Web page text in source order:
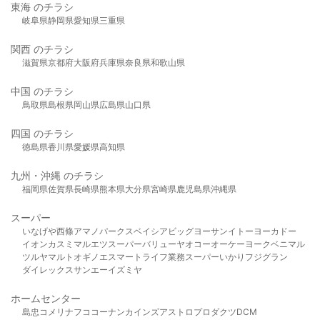
東海 のチラシ
岐阜県静岡県愛知県三重県
関西 のチラシ
滋賀県京都府大阪府兵庫県奈良県和歌山県
中国 のチラシ
鳥取県島根県岡山県広島県山口県
四国 のチラシ
徳島県香川県愛媛県高知県
九州・沖縄 のチラシ
福岡県佐賀県長崎県熊本県大分県宮崎県鹿児島県沖縄県
スーパー
いなげや西條アマノパークスベイシア ビッグヨーサンイトーヨーカドー
イオンカスミ マルエツスーパーバリューヤオコーオーケー ヨークベニマル
ツルヤマルト オギノ エスマート ライフ業務スーパーいかり フジグラン
ダイレックスサンエーイズミヤ
ホームセンター
島忠 コメリ ナフコ コーナンカインズアストロプロダクツDCM